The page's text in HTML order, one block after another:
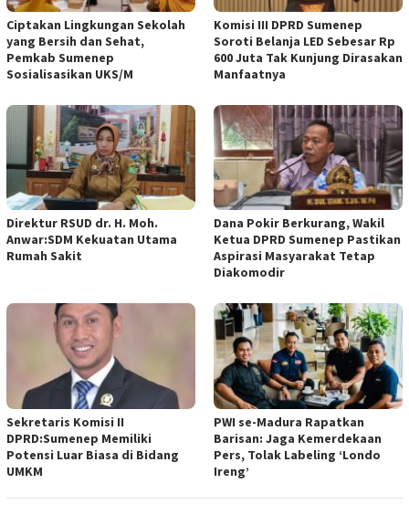
Ciptakan Lingkungan Sekolah
yang Bersih dan Sehat,
Pemkab Sumenep
Sosialisasikan UKS/M
Komisi III DPRD Sumenep
Soroti Belanja LED Sebesar Rp
600 Juta Tak Kunjung Dirasakan
Manfaatnya
Direktur RSUD dr. H. Moh.
Anwar:SDM Kekuatan Utama
Rumah Sakit
Dana Pokir Berkurang, Wakil
Ketua DPRD Sumenep Pastikan
Aspirasi Masyarakat Tetap
Diakomodir
Sekretaris Komisi II
DPRD:Sumenep Memiliki
Potensi Luar Biasa di Bidang
UMKM
PWI se-Madura Rapatkan
Barisan: Jaga Kemerdekaan
Pers, Tolak Labeling ‘Londo
Ireng’